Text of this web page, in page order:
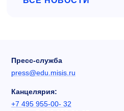
Пресс-служба
press@edu.misis.ru
Канцелярия:
+7 495 955-00- 32